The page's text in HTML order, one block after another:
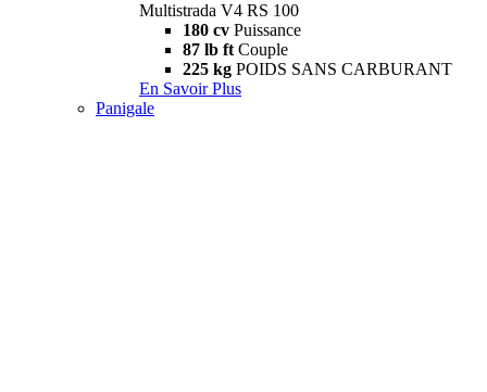
Multistrada V4 RS 100
180 cv Puissance
87 lb ft Couple
225 kg POIDS SANS CARBURANT
En Savoir Plus
Panigale